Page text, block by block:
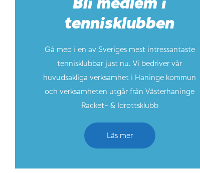
tennisklubben
Gå med i en av Sveriges mest intressantaste
tennisklubbar just nu. Vi bedriver vår
huvudsakliga verksamhet i Haninge kommun
och verksamheten utgår från Västerhaninge
Racket- & Idrottsklubb
Läs mer